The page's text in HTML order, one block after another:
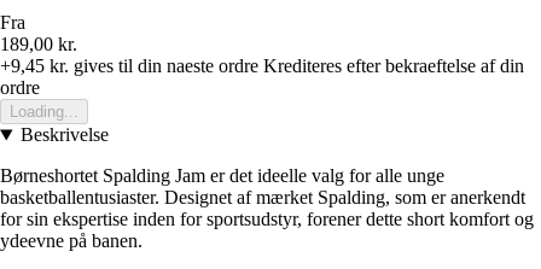
Fra
189,00 kr.
+9,45 kr. gives til din naeste ordre Krediteres efter bekraeftelse af din
ordre
Loading...
Beskrivelse
Børneshortet Spalding Jam er det ideelle valg for alle unge
basketballentusiaster. Designet af mærket Spalding, som er anerkendt
for sin ekspertise inden for sportsudstyr, forener dette short komfort og
ydeevne på banen.